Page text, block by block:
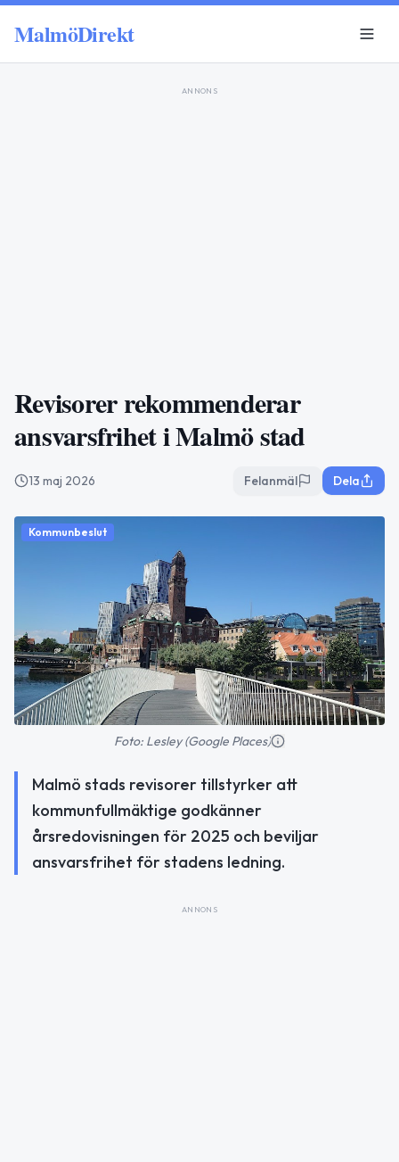
MalmöDirekt
ANNONS
Revisorer rekommenderar
ansvarsfrihet i Malmö stad
13 maj 2026 Felanmäl Dela
Kommunbeslut
Foto: Lesley (Google Places)
Malmö stads revisorer tillstyrker att
kommunfullmäktige godkänner
årsredovisningen för 2025 och beviljar
ansvarsfrihet för stadens ledning.
ANNONS